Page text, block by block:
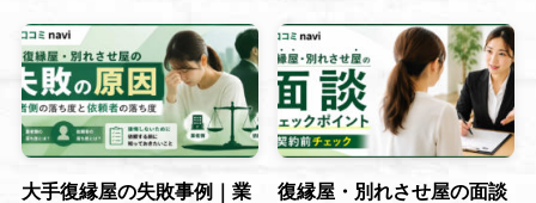
大手復縁屋の失敗事例｜業
復縁屋・別れさせ屋の面談